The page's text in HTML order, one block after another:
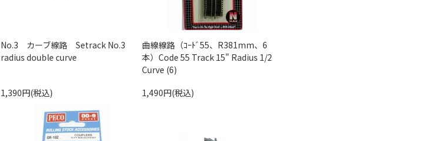
No.3 カーブ線路 Setrack No.3
radius double curve
1,390円(税込)
曲線線路（ｺｰﾄﾞ55、R381mm、6
本）Code 55 Track 15" Radius 1/2
Curve (6)
1,490円(税込)